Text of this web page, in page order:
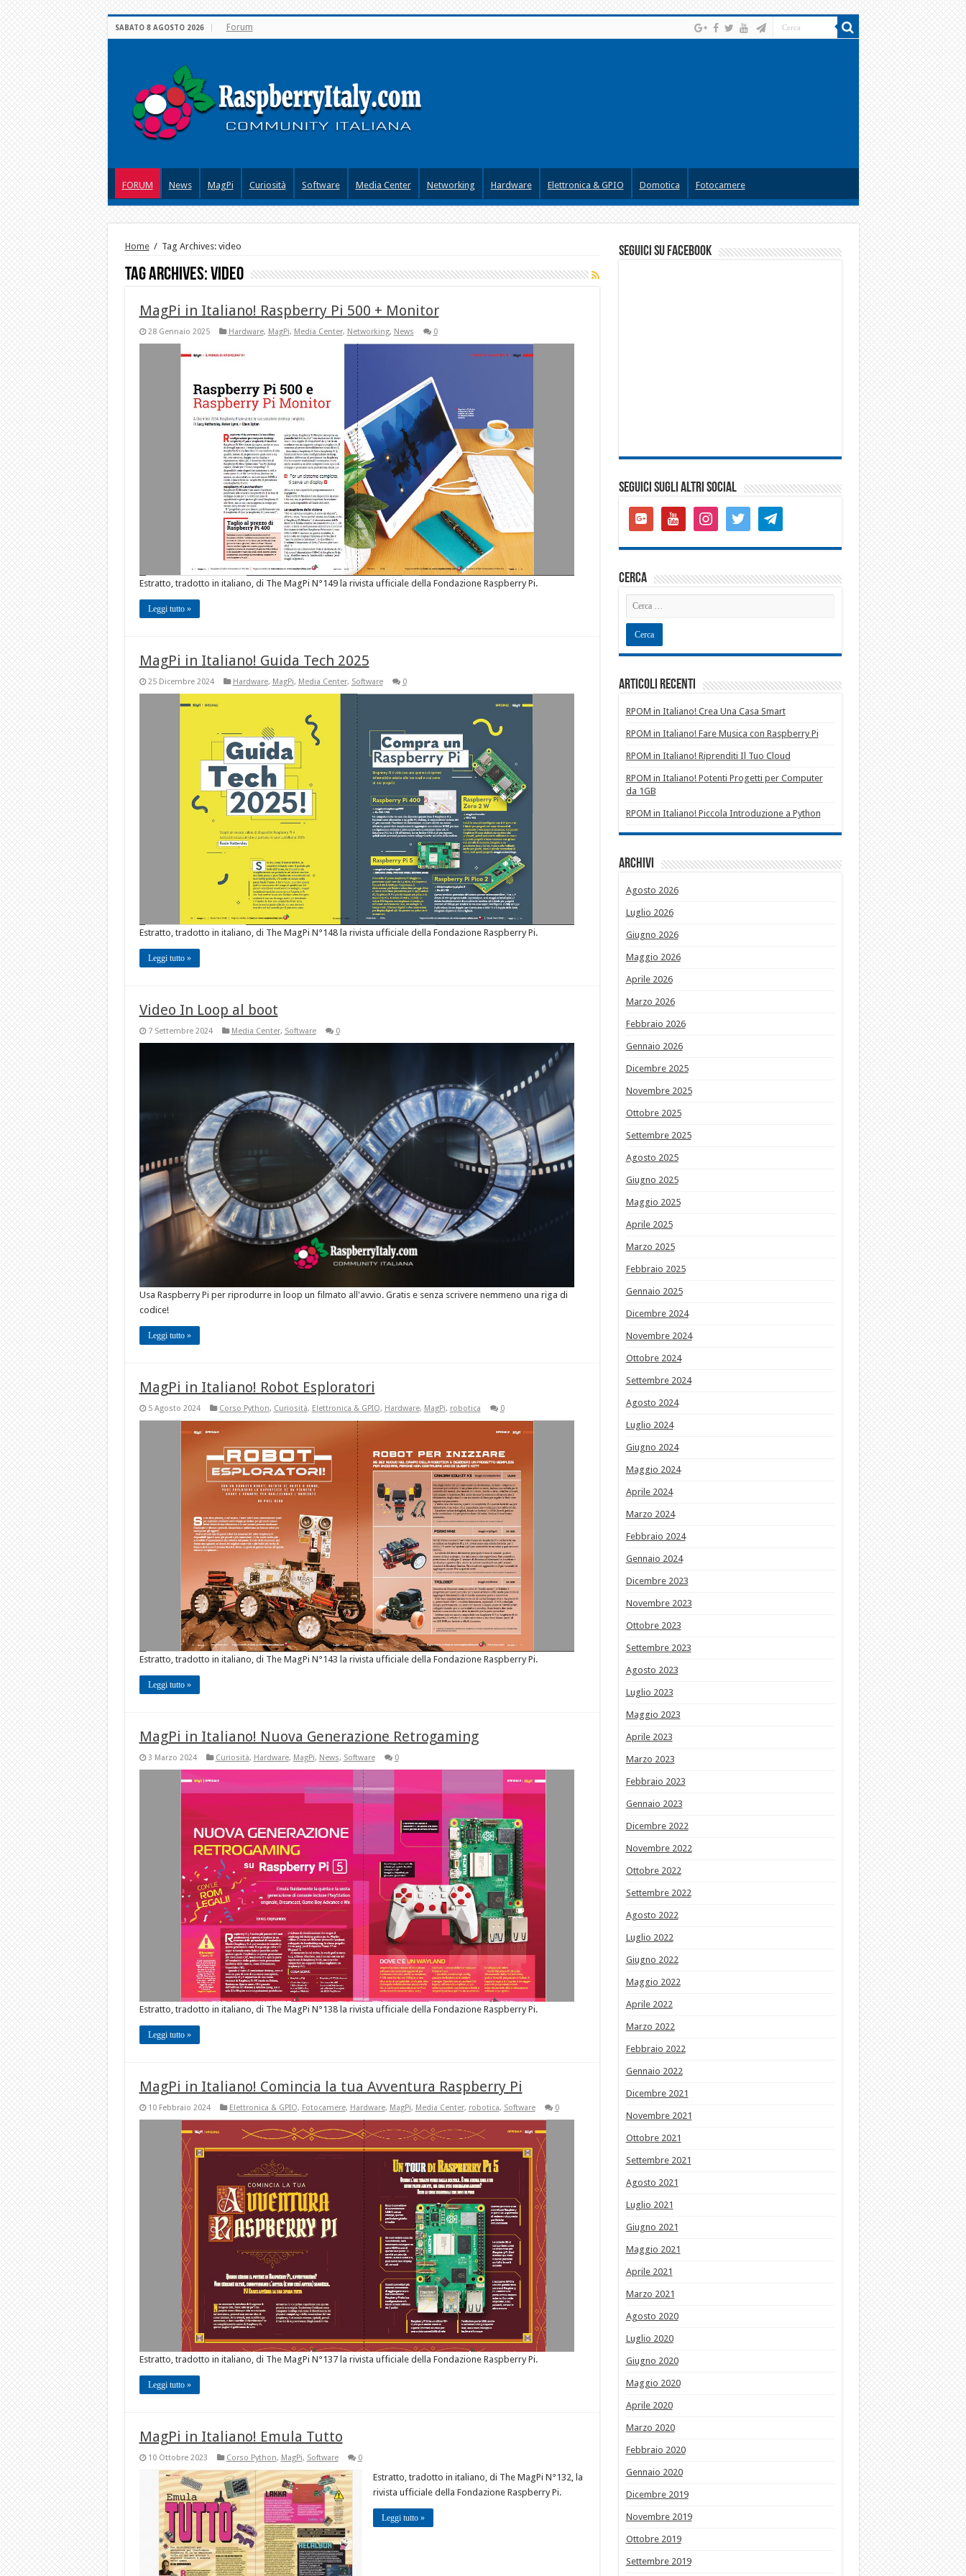
SABATO 8 AGOSTO 2026 Forum
FORUM News MagPi Curiosità Software Media Center Networking Hardware Elettronica & GPIO Domotica Fotocamere
Home / Tag Archives: video
Tag Archives:video
MagPi in Italiano! Raspberry Pi 500 + Monitor
28 Gennaio 2025 Hardware, MagPi, Media Center, Networking, News 0
Estratto, tradotto in italiano, di The MagPi N°149 la rivista ufficiale della Fondazione Raspberry Pi.
Leggi tutto »
MagPi in Italiano! Guida Tech 2025
25 Dicembre 2024 Hardware, MagPi, Media Center, Software 0
Estratto, tradotto in italiano, di The MagPi N°148 la rivista ufficiale della Fondazione Raspberry Pi.
Leggi tutto »
Video In Loop al boot
7 Settembre 2024 Media Center, Software 0
Usa Raspberry Pi per riprodurre in loop un filmato all'avvio. Gratis e senza scrivere nemmeno una riga di
codice!
Leggi tutto »
MagPi in Italiano! Robot Esploratori
5 Agosto 2024 Corso Python, Curiosità, Elettronica & GPIO, Hardware, MagPi, robotica 0
Estratto, tradotto in italiano, di The MagPi N°143 la rivista ufficiale della Fondazione Raspberry Pi.
Leggi tutto »
MagPi in Italiano! Nuova Generazione Retrogaming
3 Marzo 2024 Curiosità, Hardware, MagPi, News, Software 0
Estratto, tradotto in italiano, di The MagPi N°138 la rivista ufficiale della Fondazione Raspberry Pi.
Leggi tutto »
MagPi in Italiano! Comincia la tua Avventura Raspberry Pi
10 Febbraio 2024 Elettronica & GPIO, Fotocamere, Hardware, MagPi, Media Center, robotica, Software 0
Estratto, tradotto in italiano, di The MagPi N°137 la rivista ufficiale della Fondazione Raspberry Pi.
Leggi tutto »
MagPi in Italiano! Emula Tutto
10 Ottobre 2023 Corso Python, MagPi, Software 0
Estratto, tradotto in italiano, di The MagPi N°132, la
rivista ufficiale della Fondazione Raspberry Pi.
Leggi tutto »
seguici su facebook
SEGUICI SUGLI ALTRI SOCIAL
google-
plus-
youtube instagramtwitter telegram
cerca
Articoli recenti
RPOM in Italiano! Crea Una Casa Smart
RPOM in Italiano! Fare Musica con Raspberry Pi
RPOM in Italiano! Riprenditi Il Tuo Cloud
RPOM in Italiano! Potenti Progetti per Computer
da 1GB
RPOM in Italiano! Piccola Introduzione a Python
Archivi
Agosto 2026
Luglio 2026
Giugno 2026
Maggio 2026
Aprile 2026
Marzo 2026
Febbraio 2026
Gennaio 2026
Dicembre 2025
Novembre 2025
Ottobre 2025
Settembre 2025
Agosto 2025
Giugno 2025
Maggio 2025
Aprile 2025
Marzo 2025
Febbraio 2025
Gennaio 2025
Dicembre 2024
Novembre 2024
Ottobre 2024
Settembre 2024
Agosto 2024
Luglio 2024
Giugno 2024
Maggio 2024
Aprile 2024
Marzo 2024
Febbraio 2024
Gennaio 2024
Dicembre 2023
Novembre 2023
Ottobre 2023
Settembre 2023
Agosto 2023
Luglio 2023
Maggio 2023
Aprile 2023
Marzo 2023
Febbraio 2023
Gennaio 2023
Dicembre 2022
Novembre 2022
Ottobre 2022
Settembre 2022
Agosto 2022
Luglio 2022
Giugno 2022
Maggio 2022
Aprile 2022
Marzo 2022
Febbraio 2022
Gennaio 2022
Dicembre 2021
Novembre 2021
Ottobre 2021
Settembre 2021
Agosto 2021
Luglio 2021
Giugno 2021
Maggio 2021
Aprile 2021
Marzo 2021
Agosto 2020
Luglio 2020
Giugno 2020
Maggio 2020
Aprile 2020
Marzo 2020
Febbraio 2020
Gennaio 2020
Dicembre 2019
Novembre 2019
Ottobre 2019
Settembre 2019